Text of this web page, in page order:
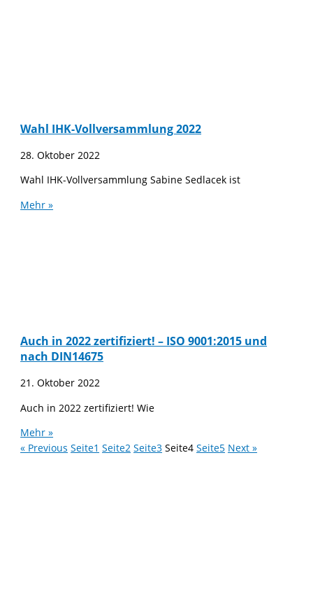
Wahl IHK-Vollversammlung 2022
28. Oktober 2022
Wahl IHK-Vollversammlung Sabine Sedlacek ist
Mehr »
Auch in 2022 zertifiziert! – ISO 9001:2015 und
nach DIN14675
21. Oktober 2022
Auch in 2022 zertifiziert! Wie
Mehr »
« Previous Seite1 Seite2 Seite3 Seite4 Seite5 Next »